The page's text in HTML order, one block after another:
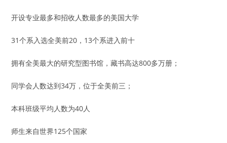
开设专业最多和招收人数最多的美国大学
31个系入选全美前20，13个系进入前十
拥有全美最大的研究型图书馆，藏书高达800多万册；
同学会人数达到34万，位于全美前三；
本科班级平均人数为40人
师生来自世界125个国家